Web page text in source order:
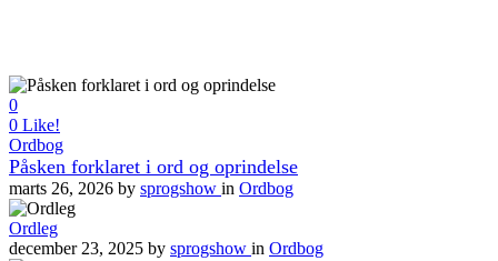
0
0 Like!
Ordbog
Påsken forklaret i ord og oprindelse
marts 26, 2026 by sprogshow in Ordbog
Ordleg
december 23, 2025 by sprogshow in Ordbog